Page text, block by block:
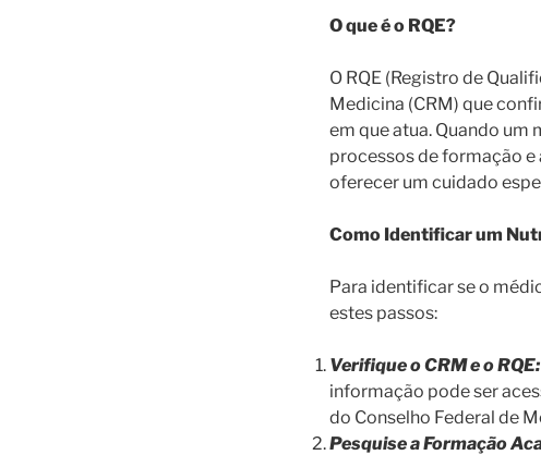
O que é o RQE?
O RQE (Registro de
Medicina (CRM) que
em que atua. Quando um
processos de formação
oferecer um cuidado
Como Identificar um
Para identificar se o
estes passos:
Verifique o CRM e o RQE:
informação pode ser
do Conselho Federal de
Pesquise a Formação